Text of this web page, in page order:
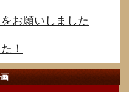
お願いしました
！